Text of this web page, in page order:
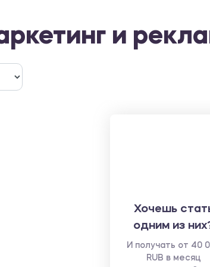
и
Хочешь
одним из
И получать от 40
RUB в месяц